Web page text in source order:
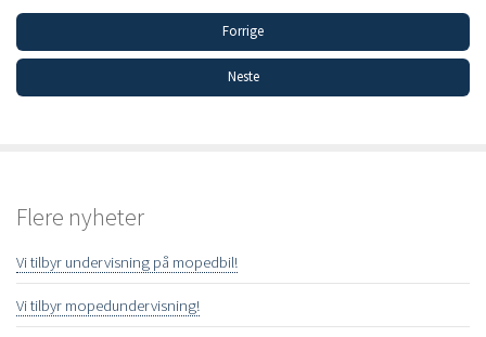
Forrige
Neste
Flere nyheter
Vi tilbyr undervisning på mopedbil!
Vi tilbyr mopedundervisning!